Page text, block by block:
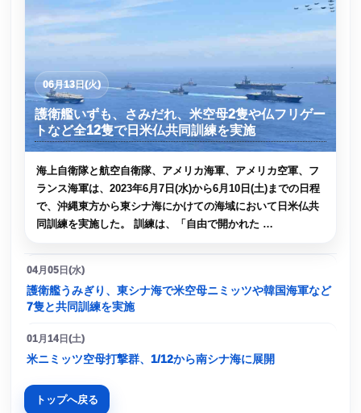
06月13日(火)
護衛艦いずも、さみだれ、米空母2隻や仏フリゲー
トなど全12隻で日米仏共同訓練を実施
海上自衛隊と航空自衛隊、アメリカ海軍、アメリカ空軍、フ
ランス海軍は、2023年6月7日(水)から6月10日(土)までの日程
で、沖縄東方から東シナ海にかけての海域において日米仏共
同訓練を実施した。 訓練は、「自由で開かれた …
04月05日(水)
護衛艦うみぎり、東シナ海で米空母ニミッツや韓国海軍など
7隻と共同訓練を実施
01月14日(土)
米ニミッツ空母打撃群、1/12から南シナ海に展開
トップへ戻る